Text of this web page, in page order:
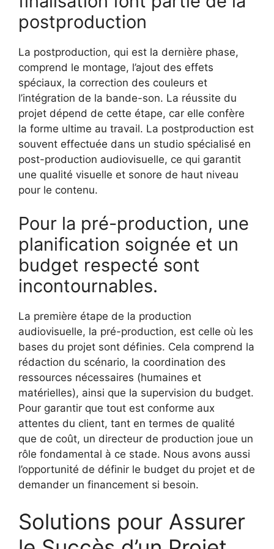
postproduction
La postproduction, qui est la dernière phase,
comprend le montage, l’ajout des effets
spéciaux, la correction des couleurs et
l’intégration de la bande-son. La réussite du
projet dépend de cette étape, car elle confère
la forme ultime au travail. La postproduction est
souvent effectuée dans un studio spécialisé en
post-production audiovisuelle, ce qui garantit
une qualité visuelle et sonore de haut niveau
pour le contenu.
Pour la pré-production, une
planification soignée et un
budget respecté sont
incontournables.
La première étape de la production
audiovisuelle, la pré-production, est celle où les
bases du projet sont définies. Cela comprend la
rédaction du scénario, la coordination des
ressources nécessaires (humaines et
matérielles), ainsi que la supervision du budget.
Pour garantir que tout est conforme aux
attentes du client, tant en termes de qualité
que de coût, un directeur de production joue un
rôle fondamental à ce stade. Nous avons aussi
l’opportunité de définir le budget du projet et de
demander un financement si besoin.
Solutions pour Assurer